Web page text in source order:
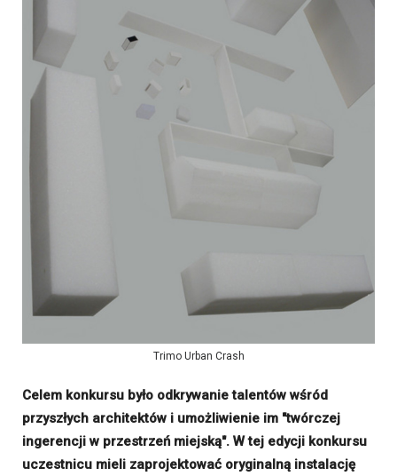
Trimo Urban Crash
Celem konkursu było odkrywanie talentów wśród
przyszłych architektów i umożliwienie im "twórczej
ingerencji w przestrzeń miejską". W tej edycji konkursu
uczestnicu mieli zaprojektować oryginalną instalację